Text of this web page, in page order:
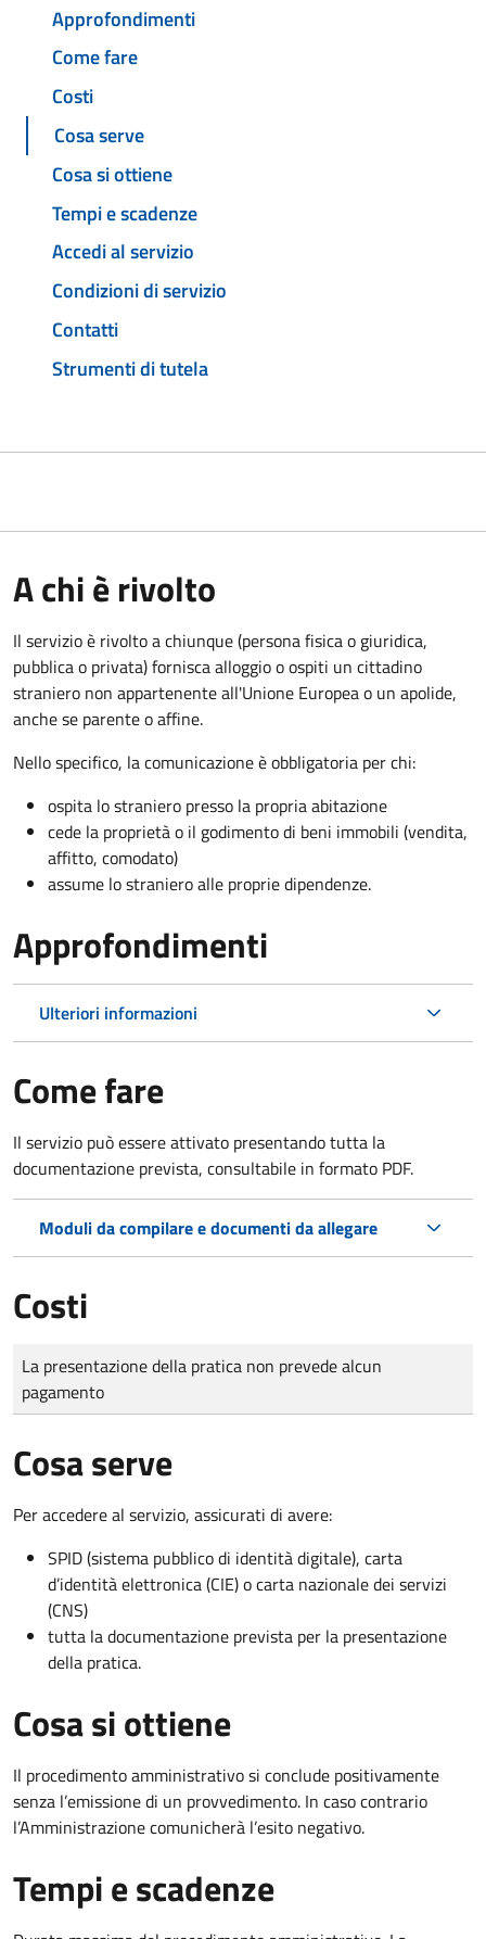
Approfondimenti
Come fare
Costi
Cosa serve
Cosa si ottiene
Tempi e scadenze
Accedi al servizio
Condizioni di servizio
Contatti
Strumenti di tutela
A chi è rivolto
Il servizio è rivolto a chiunque (persona fisica o giuridica,
pubblica o privata) fornisca alloggio o ospiti un cittadino
straniero non appartenente all'Unione Europea o un apolide,
anche se parente o affine.
Nello specifico, la comunicazione è obbligatoria per chi:
ospita lo straniero presso la propria abitazione
cede la proprietà o il godimento di beni immobili (vendita,
affitto, comodato)
assume lo straniero alle proprie dipendenze.
Approfondimenti
Ulteriori informazioni
Come fare
Il servizio può essere attivato presentando tutta la
documentazione prevista, consultabile in formato PDF.
Moduli da compilare e documenti da allegare
Costi
Tipo di pagamento
Importo
La presentazione della pratica non prevede alcun
pagamento
Cosa serve
Per accedere al servizio, assicurati di avere:
SPID (sistema pubblico di identità digitale), carta
d’identità elettronica (CIE) o carta nazionale dei servizi
(CNS)
tutta la documentazione prevista per la presentazione
della pratica.
Cosa si ottiene
Il procedimento amministrativo si conclude positivamente
senza l’emissione di un provvedimento. In caso contrario
l’Amministrazione comunicherà l’esito negativo.
Tempi e scadenze